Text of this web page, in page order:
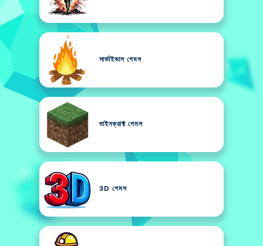
সার্ভাইভাল গেমস
মাইনক্রাফ্ট গেমস
3D গেমস